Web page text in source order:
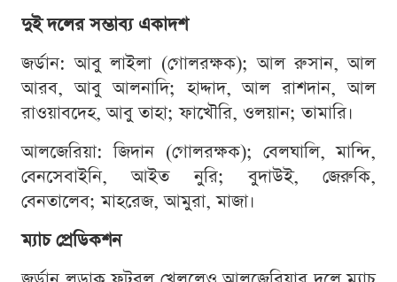
দুই দলের সম্ভাব্য একাদশ
জর্ডান: আবু লাইলা (গোলরক্ষক); আল রুসান, আল
আরব, আবু আলনাদি; হাদ্দাদ, আল রাশদান, আল
রাওয়াবদেহ, আবু তাহা; ফাখৌরি, ওলয়ান; তামারি।
আলজেরিয়া: জিদান (গোলরক্ষক); বেলঘালি, মান্দি,
বেনসেবাইনি, আইত নুরি; বুদাউই, জেরুকি,
বেনতালেব; মাহরেজ, আমুরা, মাজা।
ম্যাচ প্রেডিকশন